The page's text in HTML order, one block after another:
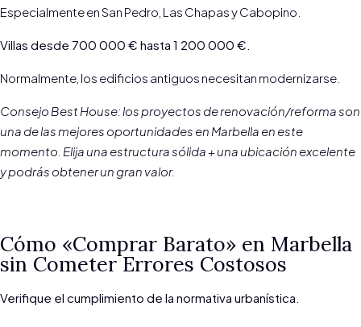
Especialmente en San Pedro, Las Chapas y Cabopino.
Villas desde 700 000 € hasta 1 200 000 €.
Normalmente, los edificios antiguos necesitan modernizarse.
Consejo Best House: los proyectos de renovación/reforma son
una de las mejores oportunidades en Marbella en este
momento. Elija una estructura sólida + una ubicación excelente
y podrás obtener un gran valor.
Cómo «Comprar Barato» en Marbella
sin Cometer Errores Costosos
Verifique el cumplimiento de la normativa urbanística.